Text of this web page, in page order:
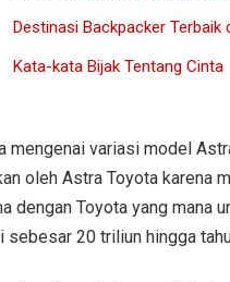
Destinasi Backpacker Terbaik
Kata-kata Bijak Tentang Cinta
mengenai variasi model
oleh Astra Toyota karena
dengan Toyota yang mana
sebesar 20 triliun hingga